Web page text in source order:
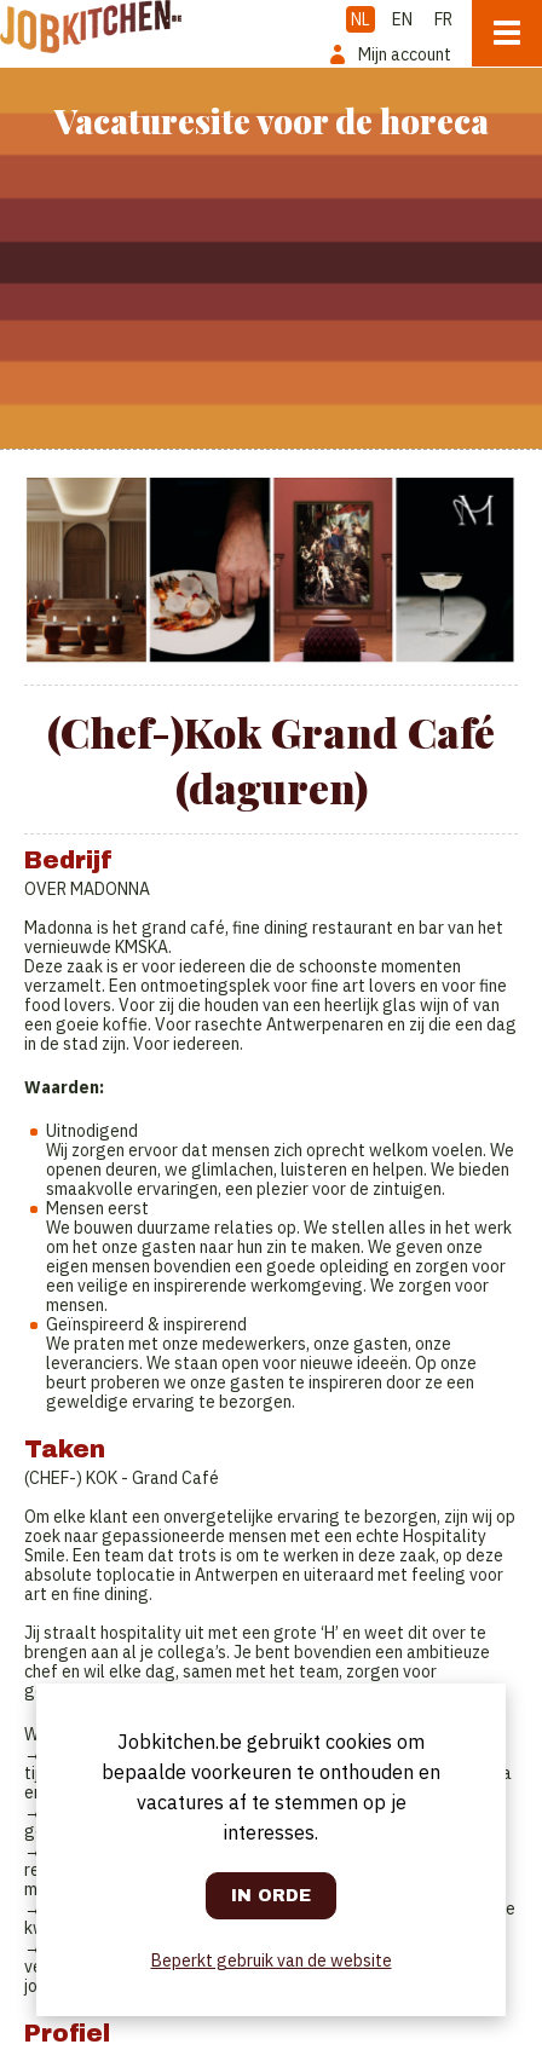
NL EN
FR
Mijn account
Vacaturesite voor de horeca
(Chef-)Kok Grand Café
(daguren)
Bedrijf
OVER MADONNA
Madonna is het grand café, fine dining restaurant en bar van het
vernieuwde KMSKA.
Deze zaak is er voor iedereen die de schoonste momenten
verzamelt. Een ontmoetingsplek voor fine art lovers en voor fine
food lovers. Voor zij die houden van een heerlijk glas wijn of van
een goeie koffie. Voor rasechte Antwerpenaren en zij die een dag
in de stad zijn. Voor iedereen.
Waarden:
Uitnodigend
Wij zorgen ervoor dat mensen zich oprecht welkom voelen. We
openen deuren, we glimlachen, luisteren en helpen. We bieden
smaakvolle ervaringen, een plezier voor de zintuigen.
Mensen eerst
We bouwen duurzame relaties op. We stellen alles in het werk
om het onze gasten naar hun zin te maken. We geven onze
eigen mensen bovendien een goede opleiding en zorgen voor
een veilige en inspirerende werkomgeving. We zorgen voor
mensen.
Geïnspireerd & inspirerend
We praten met onze medewerkers, onze gasten, onze
leveranciers. We staan open voor nieuwe ideeën. Op onze
beurt proberen we onze gasten te inspireren door ze een
geweldige ervaring te bezorgen.
Taken
(CHEF-) KOK - Grand Café
Om elke klant een onvergetelijke ervaring te bezorgen, zijn wij op
zoek naar gepassioneerde mensen met een echte Hospitality
Smile. Een team dat trots is om te werken in deze zaak, op deze
absolute toplocatie in Antwerpen en uiteraard met feeling voor
art en fine dining.
Jij straalt hospitality uit met een grote ‘H’ en weet dit over te
brengen aan al je collega’s. Je bent bovendien een ambitieuze
chef en wil elke dag, samen met het team, zorgen voor
gerechten op topniveau.
WAT DOE JE CONCREET BIJ MADONNA?
→ Van het bereiden van de mise en place tot het meedraaien
tijdens de service; jij bent een essentieel onderdeel van Madonna
en meer specifiek voor het Grand Café
→ Jij staat mee in voor het bereiden en het dresseren van
gerechten.
→ Samen met het team doe je er alles aan om de
restaurantbeleving van onze gasten zo aangenaam en uniek
mogelijk te maken.
→ Je bent trots op ons product en waakt mee over de excellente
kwaliteit ervan.
→ Je komt altijd op tijd, ziet werk, weet waar jouw
verantwoordelijkheid ligt … kortom je bent proactief en niets is
jou te veel gevraagd.
Profiel
Jobkitchen.be gebruikt cookies om
bepaalde voorkeuren te onthouden en
vacatures af te stemmen op je
interesses.
Beperkt gebruik van de website